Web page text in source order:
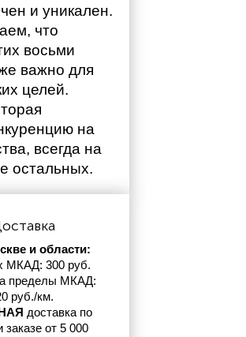
и уникален.
что
восьми
важно для
целей.
на
всегда на
остальных.
и области:
МКАД: 300 руб.
пределы МКАД:
руб./км.
доставка по
заказе от 5 000